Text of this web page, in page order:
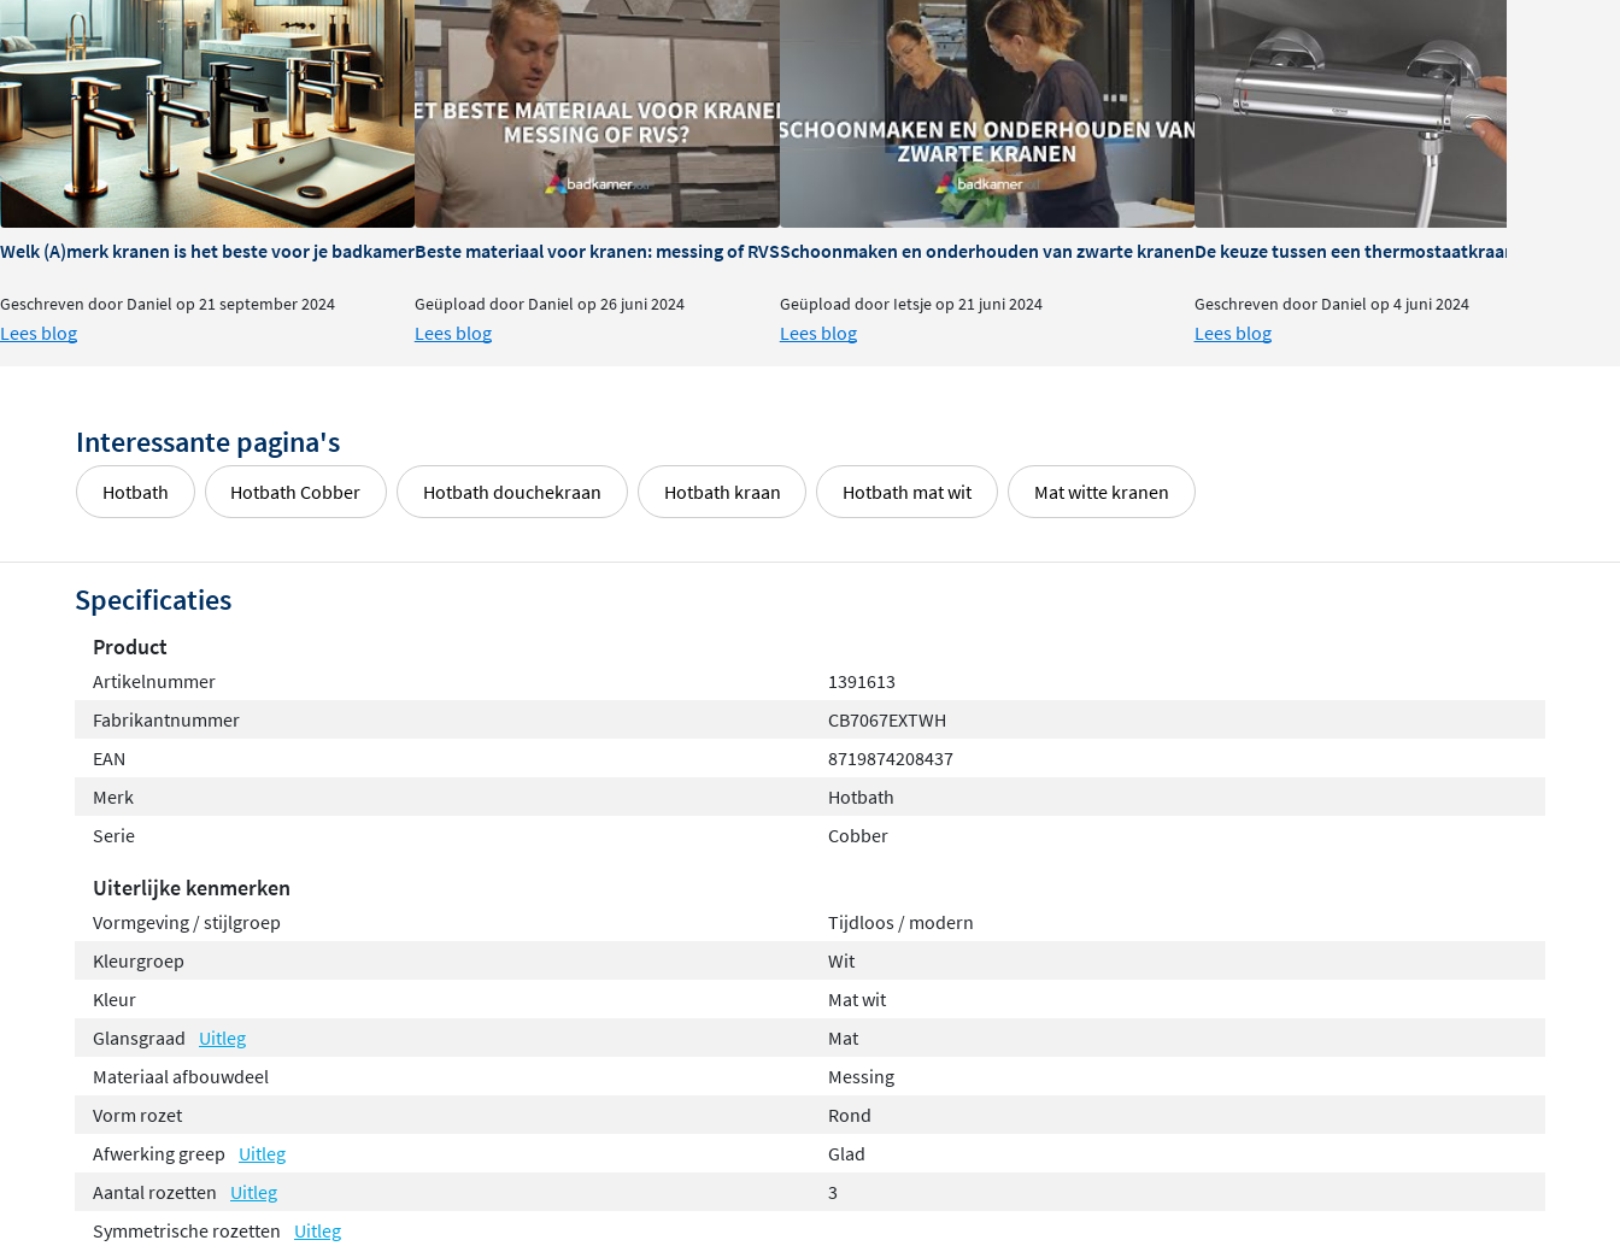
Plumber Friendly: gemakkelijke installatie
Dit afbouwdeel is uitgevoerd met deHotbath Plumber Friendly technologie
betekent dat de installatie eenvoudiger en sneller verloopt. Installateurs waarderen
deze doordachte constructie, die zorgt voor een probleemloze montage en minder
installatietijd.
Welk (A)merk kranen is het beste voor je badkamer?
Geschreven door Daniel op 21 september 2024
Lees blog
Beste materiaal voor kranen: messing of RVS
Geüpload door Daniel op 26 juni 2024
Lees blog
Schoonmaken en onderhouden van zwarte kranen
Geüpload door Ietsje op 21 juni 2024
Lees blog
De keuze tussen een thermostaatkraan of
Geschreven door Daniel op 4 juni 2024
Lees blog
Interessante pagina's
Hotbath Hotbath Cobber Hotbath douchekraan Hotbath kraan Hotbath mat wit Mat witte kranen
Specificaties
Product
Artikelnummer
1391613
Fabrikantnummer
CB7067EXTWH
EAN
8719874208437
Merk
Hotbath
Serie
Cobber
Uiterlijke kenmerken
Vormgeving / stijlgroep
Tijdloos / modern
Kleurgroep
Wit
Kleur
Mat wit
Glansgraad
Uitleg
Mat
Materiaal afbouwdeel
Messing
Vorm rozet
Rond
Afwerking greep
Uitleg
Glad
Aantal rozetten
Uitleg
3
Symmetrische rozetten
Uitleg